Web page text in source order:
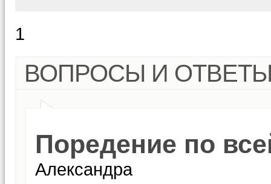
1
ВОПРОСЫ И
Поредение по
Александра